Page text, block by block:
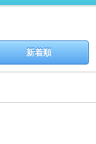
新着順